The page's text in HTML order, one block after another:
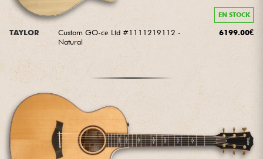
EN STOCK
TAYLOR
Custom GO-ce Ltd #1111219112 -
Natural
6199.00€